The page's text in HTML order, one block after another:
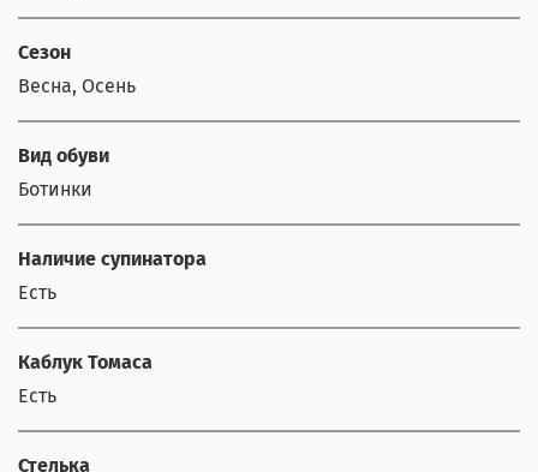
Сезон
Весна, Осень
Вид обуви
Ботинки
Наличие супинатора
Есть
Каблук Томаса
Есть
Стелька